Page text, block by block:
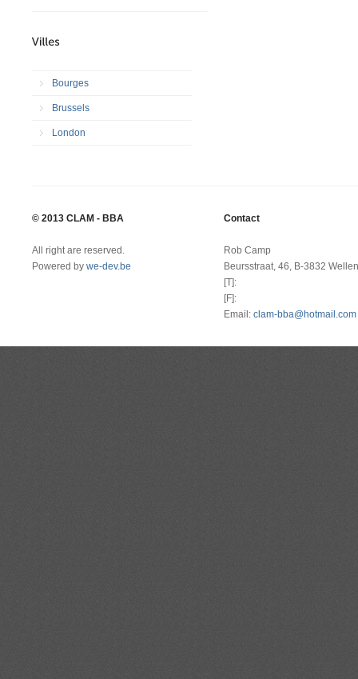
Bourges
Brussels
London
© 2013 CLAM - BBA
All right are reserved.
Powered by we-dev.be
Contact
Rob Camp
Beursstraat, 46, B-3832 Wellen
[T]:
[F]:
Email: clam-bba@hotmail.com